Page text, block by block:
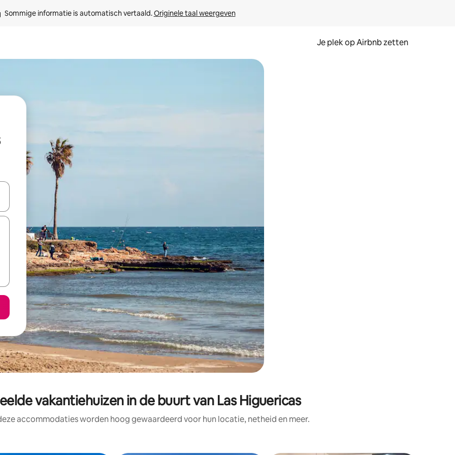
Sommige informatie is automatisch vertaald. Originele taal weergeven
Je plek op Airbnb zetten
keuze met je de pijltjestoetsen omhoog en omlaag, óf door te tikken of swipen.
vakantiehuizen in de buurt van Las Higuericas
accommodaties worden hoog gewaardeerd voor hun locatie, netheid en meer.